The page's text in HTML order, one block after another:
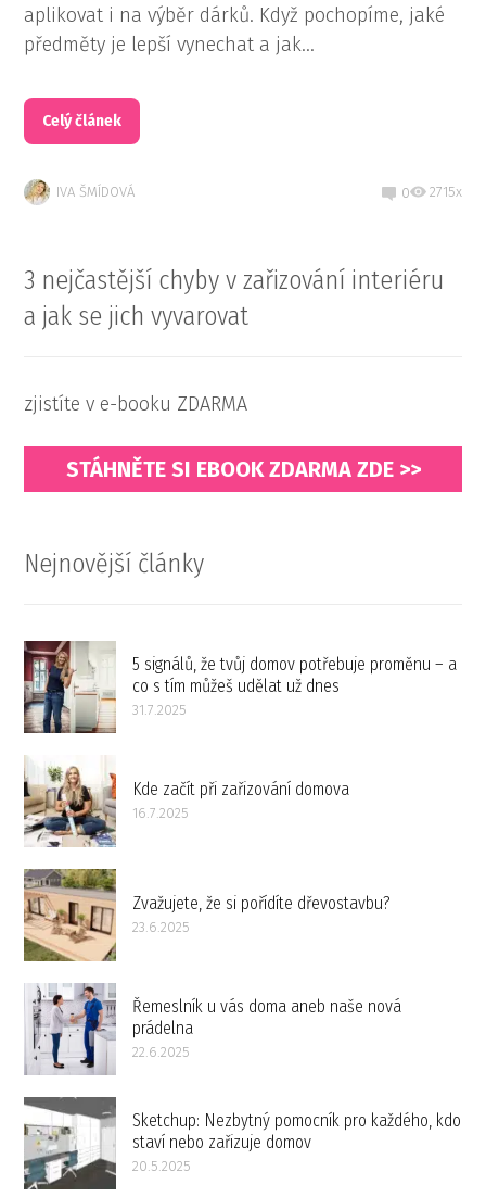
aplikovat i na výběr dárků. Když pochopíme, jaké
předměty je lepší vynechat a jak...
Celý článek
IVA ŠMÍDOVÁ 0 2715x
3 nejčastější chyby v zařizování interiéru
a jak se jich vyvarovat
zjistíte v e-booku ZDARMA
STÁHNĚTE SI EBOOK ZDARMA ZDE >>
Nejnovější články
5 signálů, že tvůj domov potřebuje proměnu – a
co s tím můžeš udělat už dnes
31.7.2025
Kde začít při zařizování domova
16.7.2025
Zvažujete, že si pořídíte dřevostavbu?
23.6.2025
Řemeslník u vás doma aneb naše nová
prádelna
22.6.2025
Sketchup: Nezbytný pomocník pro každého, kdo
staví nebo zařizuje domov
20.5.2025